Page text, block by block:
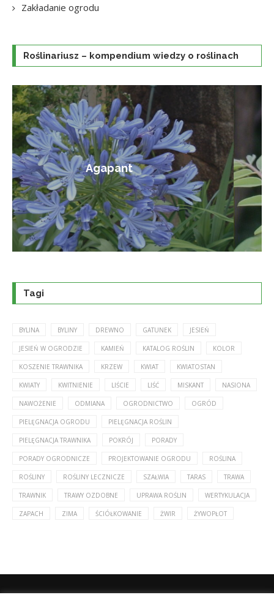
Zakładanie ogrodu
Roślinariusz – kompendium wiedzy o roślinach
Amorfa krzewiasta
Tagi
BYLINA BYLINY DREWNO GATUNEK JESIEŃ
JESIEŃ W OGRODZIE KAMIEŃ KATALOG ROŚLIN KOLOR
KOSZENIE TRAWNIKA KRZEW KWIAT KWIATOSTAN
KWIATY KWITNIENIE LIŚCIE LIŚĆ MISKANT NASIONA
NAWOŻENIE ODMIANA OGRODNICTWO OGRÓD
PIELĘGNACJA OGRODU PIELĘGNACJA ROŚLIN
PIELĘGNACJA TRAWNIKA POKRÓJ PORADY
PORADY OGRODNICZE PROJEKTOWANIE OGRODU ROŚLINA
ROŚLINY ROŚLINY LECZNICZE SZAŁWIA TARAS TRAWA
TRAWNIK TRAWY OZDOBNE UPRAWA ROŚLIN WERTYKULACJA
ZAPACH ZIMA ŚCIÓŁKOWANIE ŻWIR ŻYWOPŁOT